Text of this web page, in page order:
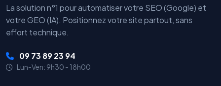
La solution n°1 pour automatiser votre SEO (Google) et
votre GEO (IA). Positionnez votre site partout, sans
effort technique.
09 73 89 23 94
Lun-Ven: 9h30 - 18h00